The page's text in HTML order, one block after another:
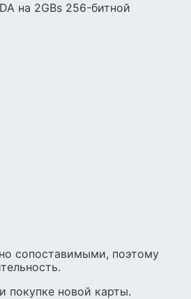
на 2GBs 256-битной
сопоставимыми, поэтому
покупке новой карты.